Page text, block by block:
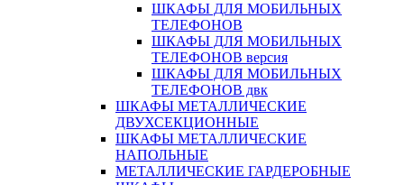
ШКАФЫ ДЛЯ МОБИЛЬНЫХ
ТЕЛЕФОНОВ
ШКАФЫ ДЛЯ МОБИЛЬНЫХ
ТЕЛЕФОНОВ версия
ШКАФЫ ДЛЯ МОБИЛЬНЫХ
ТЕЛЕФОНОВ двк
ШКАФЫ МЕТАЛЛИЧЕСКИЕ
ДВУХСЕКЦИОННЫЕ
ШКАФЫ МЕТАЛЛИЧЕСКИЕ
НАПОЛЬНЫЕ
МЕТАЛЛИЧЕСКИЕ ГАРДЕРОБНЫЕ